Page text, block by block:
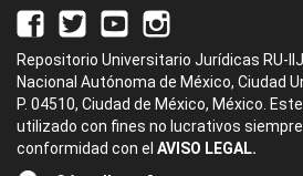
Repositorio Universitario Jurídicas RU-
Nacional Autónoma de México, Ciudad
P. 04510, Ciudad de México, México.
utilizado con fines no lucrativos
conformidad con el AVISO LEGAL.